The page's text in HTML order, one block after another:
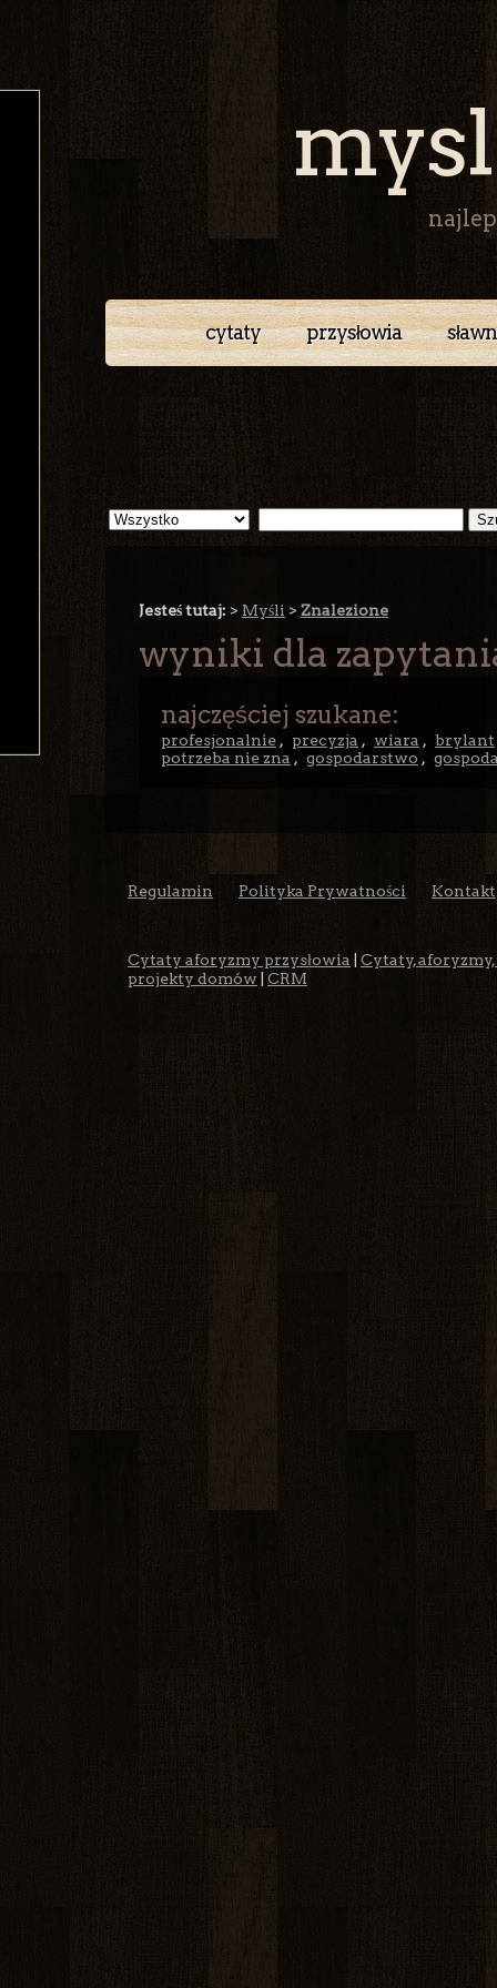
cytaty przysłowia
Jesteś tutaj: > Myśli > Znalezione
wyniki dla
najczęściej szukane:
profesjonalnie , precyzja , wiara , brylant
potrzeba nie zna , gospodarstwo ,
Regulamin Polityka Prywatności Kontakt
Cytaty aforyzmy przysłowia
Cytaty,
projekty domów
CRM